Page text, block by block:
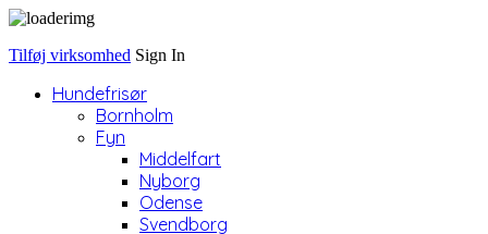
Tilføj virksomhed Sign In
Hundefrisør
Bornholm
Fyn
Middelfart
Nyborg
Odense
Svendborg